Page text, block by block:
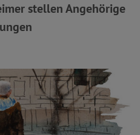
stellen Angehörige